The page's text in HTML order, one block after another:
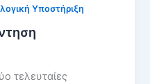
Υποστήριξη
τελευταίες